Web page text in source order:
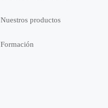
Nuestros productos
Formación